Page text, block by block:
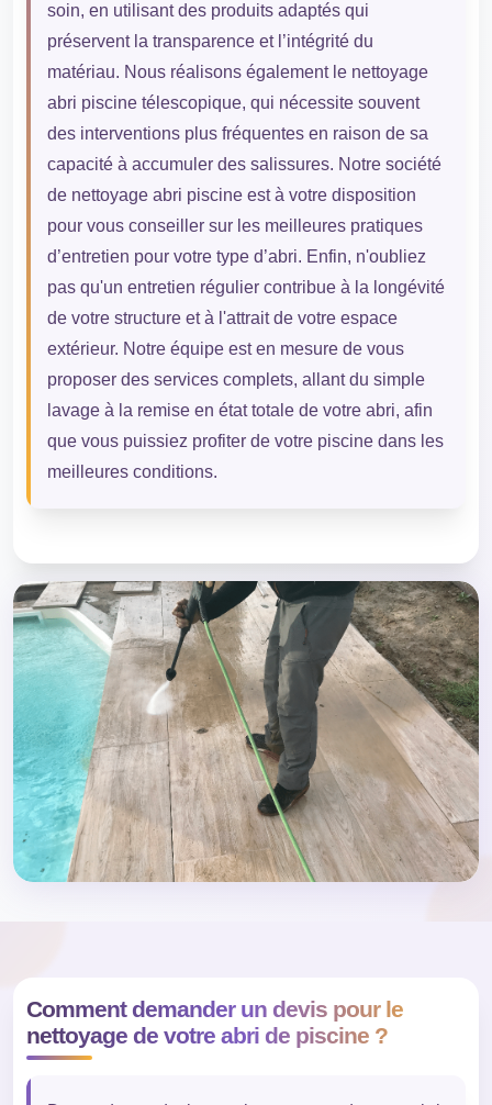
soin, en utilisant des produits adaptés qui
préservent la transparence et l’intégrité du
matériau. Nous réalisons également le nettoyage
abri piscine télescopique, qui nécessite souvent
des interventions plus fréquentes en raison de sa
capacité à accumuler des salissures. Notre société
de nettoyage abri piscine est à votre disposition
pour vous conseiller sur les meilleures pratiques
d’entretien pour votre type d’abri. Enfin, n'oubliez
pas qu'un entretien régulier contribue à la longévité
de votre structure et à l'attrait de votre espace
extérieur. Notre équipe est en mesure de vous
proposer des services complets, allant du simple
lavage à la remise en état totale de votre abri, afin
que vous puissiez profiter de votre piscine dans les
meilleures conditions.
Comment demander un devis pour le
nettoyage de votre abri de piscine ?